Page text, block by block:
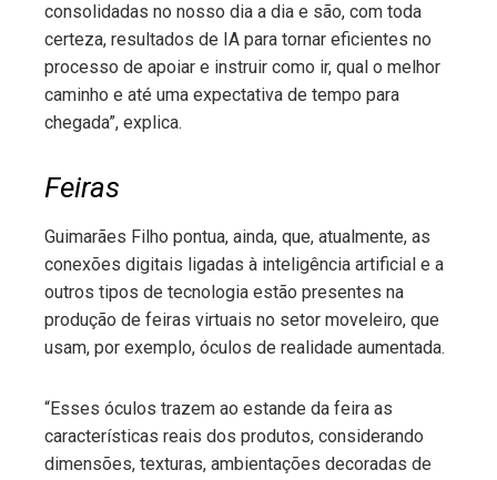
consolidadas no nosso dia a dia e são, com toda
certeza, resultados de IA para tornar eficientes no
processo de apoiar e instruir como ir, qual o melhor
caminho e até uma expectativa de tempo para
chegada”, explica.
Feiras
Guimarães Filho pontua, ainda, que, atualmente, as
conexões digitais ligadas à inteligência artificial e a
outros tipos de tecnologia estão presentes na
produção de feiras virtuais no setor moveleiro, que
usam, por exemplo, óculos de realidade aumentada.
“Esses óculos trazem ao estande da feira as
características reais dos produtos, considerando
dimensões, texturas, ambientações decoradas de